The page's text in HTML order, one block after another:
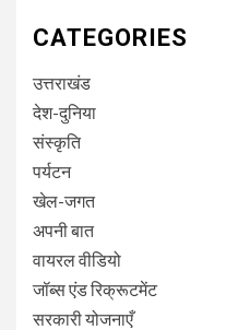
CATEGORIES
उत्तराखंड
देश-दुनिया
संस्कृति
पर्यटन
खेल-जगत
अपनी बात
वायरल वीडियो
जॉब्स एंड रिक्रूटमेंट
सरकारी योजनाएँ